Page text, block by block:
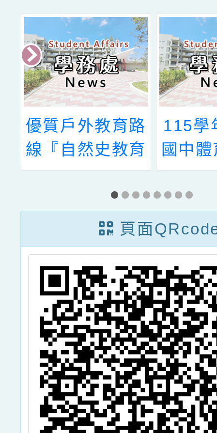
優質戶外教育路
線『自然史教育
館～探幽尋寶情
境解謎』活動
115學年
國中體育
入學
頁面